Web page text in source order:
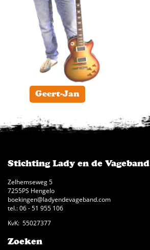
Geert-Jan
Stichting Lady en de Vageband
Zelhemseweg 5
7255PS Hengelo
boekingen@ladyendevageband.com
tel.: 06 - 51 955 106
KvK: 55027377
Zoeken